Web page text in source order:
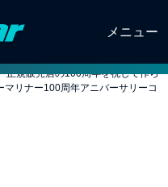
メニュー
正規販売店の100周年を祝して作ら
リナー100周年アニバーサリーコ